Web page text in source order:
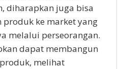
diharapkan juga bisa
produk ke market yang
melalui perseorangan.
dapat membangun
melihat